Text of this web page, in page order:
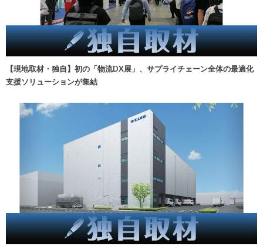
【現地取材・独自】初の「物流DX展」、サプライチェーン全体の最適化
支援ソリューションが集結